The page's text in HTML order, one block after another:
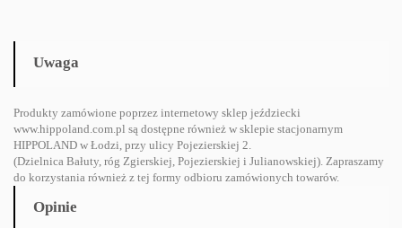
Uwaga
Produkty zamówione poprzez internetowy sklep jeździecki
www.hippoland.com.pl są dostępne również w sklepie stacjonarnym
HIPPOLAND w Łodzi, przy ulicy Pojezierskiej 2.
(Dzielnica Bałuty, róg Zgierskiej, Pojezierskiej i Julianowskiej). Zapraszamy
do korzystania również z tej formy odbioru zamówionych towarów.
Opinie